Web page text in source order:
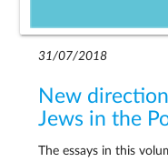
31/07/2018
New
Jews in the
The essays in this